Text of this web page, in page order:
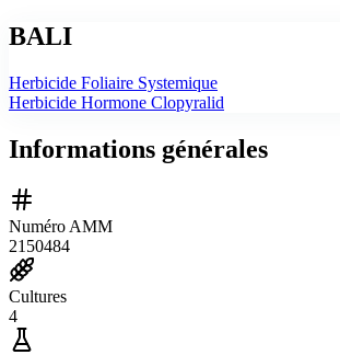
BALI
Herbicide Foliaire Systemique
Herbicide Hormone Clopyralid
Informations générales
Numéro AMM
2150484
Cultures
4